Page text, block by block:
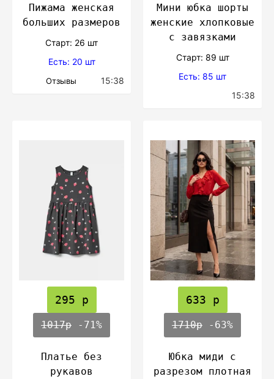
Пижама женская
больших размеров
Cтарт: 26 шт
Есть: 20 шт
Отзывы 15:38
Мини юбка шорты
женские хлопковые
с завязками
Cтарт: 89 шт
Есть: 85 шт
15:38
295 р
1017р -71%
Платье без
рукавов
633 р
1710р -63%
Юбка миди с
разрезом плотная